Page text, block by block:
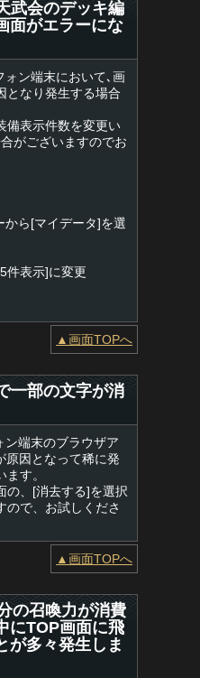
武会のデッキ編
面がエラーにな
ン端末において､画
となり発生する場合
備表示件数を変更い
がございますのでお
から[マイデータ]を選
件表示]に変更
▲画面TOPへ
一部の文字が消
端末のブラウザア
原因となって稀に発
す。
の、[消去する]を選択
ので、お試しくださ
▲画面TOPへ
の召喚力が消費
にTOP画面に飛
が多々発生しま